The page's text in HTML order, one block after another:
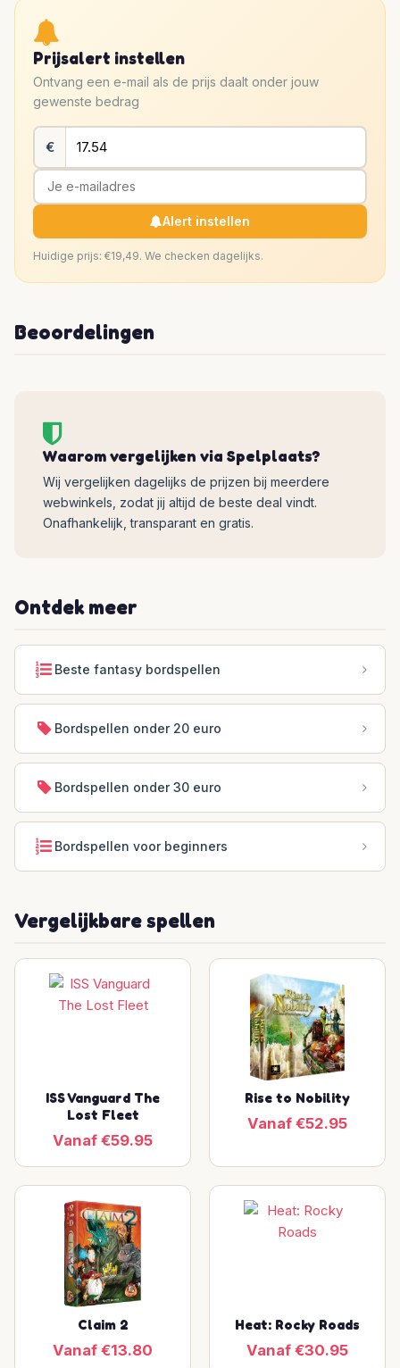
Prijsalert instellen
Ontvang een e-mail als de prijs daalt onder jouw
gewenste bedrag
€
Alert instellen
Huidige prijs: €19,49. We checken dagelijks.
Beoordelingen
Waarom vergelijken via Spelplaats?
Wij vergelijken dagelijks de prijzen bij meerdere
webwinkels, zodat jij altijd de beste deal vindt.
Onafhankelijk, transparant en gratis.
Ontdek meer
Beste fantasy bordspellen
Bordspellen onder 20 euro
Bordspellen onder 30 euro
Bordspellen voor beginners
Vergelijkbare spellen
ISS Vanguard The
Lost Fleet
Vanaf €59.95
Rise to Nobility
Vanaf €52.95
Claim 2
Vanaf €13.80
Heat: Rocky Roads
Vanaf €30.95